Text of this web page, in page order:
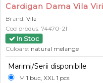
Cardigan Dama Vila
Brand: Vila
Cod produs: 74470-21
In Stoc
Culoare: natural melange
Marimi/Serii disponibile
M 1 buc, XXL 1 pcs